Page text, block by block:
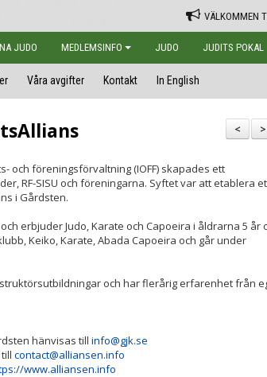
VÄLKOMMEN
JUDO MEDLEMSINFO JUDO JUDITS POKAL
Våra avgifter Kontakt In English
>
<
och föreningsförvaltning (IOFF) skapades ett
RF-SISU och föreningarna. Syftet var att etablera
i Gårdsten.
erbjuder Judo, Karate och Capoeira i åldrarna 5 år
Keiko, Karate, Abada Capoeira och går under
och har flerårig erfarenhet från
hänvisas till info@gjk.se
contact@alliansen.info
www.alliansen.info